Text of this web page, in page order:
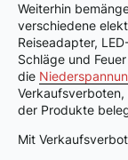
Weiterhin
verschiedene
Reiseadapter,
Schläge und
die
der Produkte
Mit